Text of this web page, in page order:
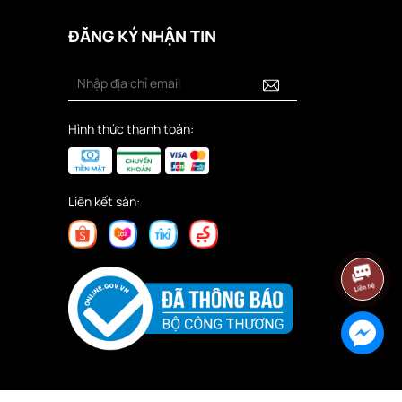
ĐĂNG KÝ NHẬN TIN
Hình thức thanh toán:
Liên kết sàn: